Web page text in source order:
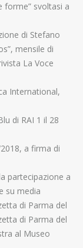
forme” svoltasi a
di Stefano
mensile di
La Voce
International,
di RAI 1 il 28
a firma di
partecipazione a
su media
di Parma del
di Parma del
al Museo